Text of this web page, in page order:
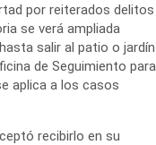
por reiterados delitos
se verá ampliada
salir al patio o jardín
de Seguimiento para
aplica a los casos
recibirlo en su